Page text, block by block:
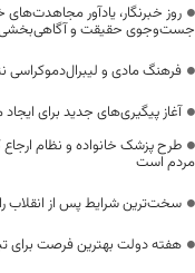
روز خبرنگار، یادآور
جست‌وجوی حقیقت و آگاهی‌بخشی
فرهنگ مادی و لیبرال‌دموکراسی
آغاز پیگیری‌های جدید برای
طرح پزشک خانواده و نظام
مردم است
سخت‌ترین شرایط پس از انقلاب
هفته دولت بهترین فرصت برای